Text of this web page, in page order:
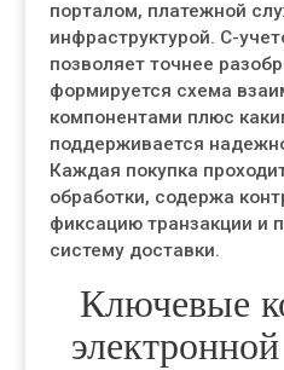
порталом, платежной
инфраструктурой. С-
позволяет точнее
формируется схема
компонентами плюс
поддерживается
Каждая покупка
обработки, содержа
фиксацию транзакции и
систему доставки.
Ключевые